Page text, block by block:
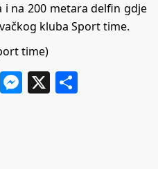
i na 200 metara delfin gdje
kluba Sport time.
time)
WhatsApp
Messenger
X